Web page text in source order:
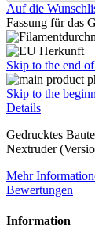
Auf die
Fassung für das
Skip to the end
Skip to the
Details
Gedrucktes
Nextruder
Mehr
Bewertungen
Information